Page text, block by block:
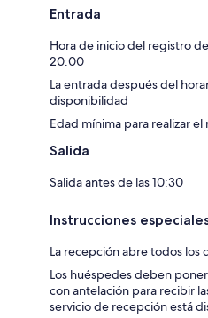
Entrada
Hora de inicio del registro
20:00
La entrada después del
disponibilidad
Edad mínima para realizar
Salida
Salida antes de las 10:30
Instrucciones
La recepción abre todos los
Los huéspedes deben
con antelación para recibir
servicio de recepción está